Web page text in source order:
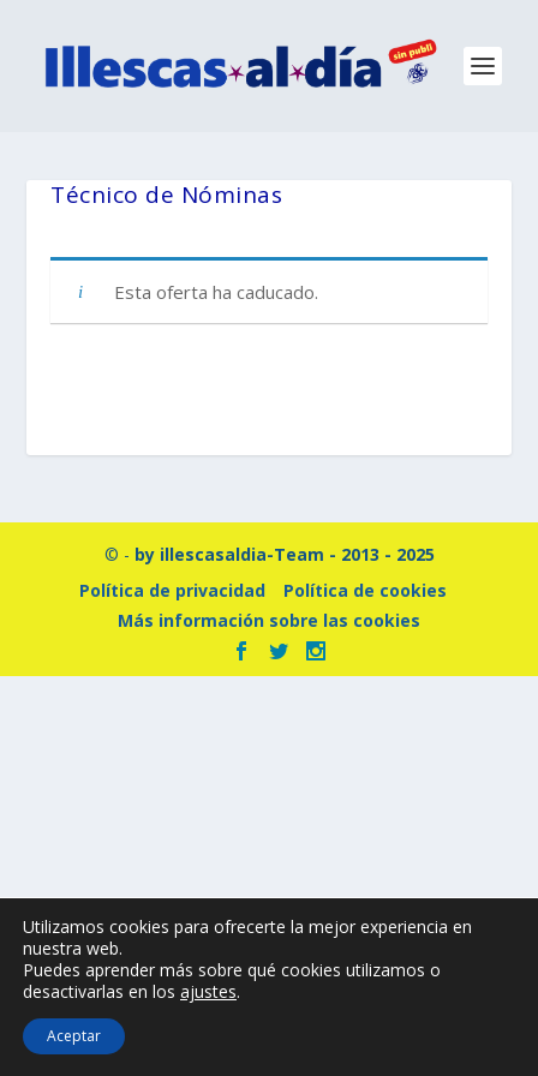
Técnico de Nóminas
Esta oferta ha caducado.
© - by illescasaldia-Team - 2013 - 2025
Política de privacidad
Política de cookies
Más información sobre las cookies
Utilizamos cookies para ofrecerte la mejor experiencia en
nuestra web.
Puedes aprender más sobre qué cookies utilizamos o
desactivarlas en los ajustes.
Aceptar